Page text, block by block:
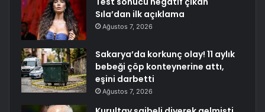
Sıla’dan ilk açıklama
Ağustos 7, 2026
Sakarya’da korkunç olay! 11 aylık
bebeği çöp konteynerine attı,
eşini darbetti
Ağustos 7, 2026